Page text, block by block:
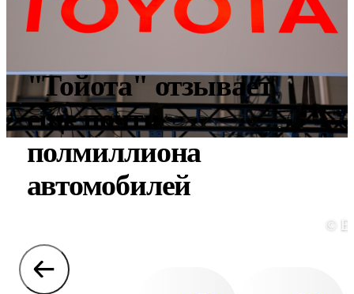
"Тойота" отзывает
еще почти
полмиллиона
автомобилей
©